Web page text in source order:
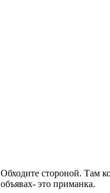
Обходите стороной. Там
объявах- это приманка.